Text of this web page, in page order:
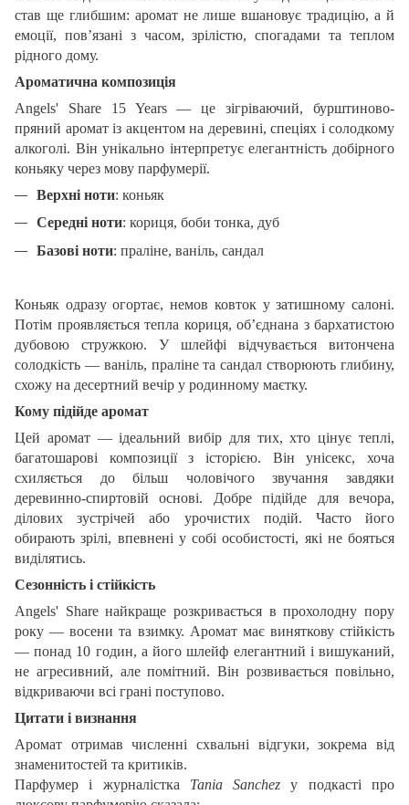
став ще глибшим: аромат не лише вшановує традицію, а й
емоції, пов’язані з часом, зрілістю, спогадами та теплом
рідного дому.
Ароматична композиція
Angels' Share 15 Years — це зігріваючий, бурштиново-
пряний аромат із акцентом на деревині, спеціях і солодкому
алкоголі. Він унікально інтерпретує елегантність добірного
коньяку через мову парфумерії.
Верхні ноти: коньяк
Середні ноти: кориця, боби тонка, дуб
Базові ноти: праліне, ваніль, сандал
Коньяк одразу огортає, немов ковток у затишному салоні.
Потім проявляється тепла кориця, об’єднана з бархатистою
дубовою стружкою. У шлейфі відчувається витончена
солодкість — ваніль, праліне та сандал створюють глибину,
схожу на десертний вечір у родинному маєтку.
Кому підійде аромат
Цей аромат — ідеальний вибір для тих, хто цінує теплі,
багатошарові композиції з історією. Він унісекс, хоча
схиляється до більш чоловічого звучання завдяки
деревинно-спиртовій основі. Добре підійде для вечора,
ділових зустрічей або урочистих подій. Часто його
обирають зрілі, впевнені у собі особистості, які не бояться
виділятись.
Сезонність і стійкість
Angels' Share найкраще розкривається в прохолодну пору
року — восени та взимку. Аромат має виняткову стійкість
— понад 10 годин, а його шлейф елегантний і вишуканий,
не агресивний, але помітний. Він розвивається повільно,
відкриваючи всі грані поступово.
Цитати і визнання
Аромат отримав численні схвальні відгуки, зокрема від
знаменитостей та критиків.
Парфумер і журналістка Tania Sanchez у подкасті про